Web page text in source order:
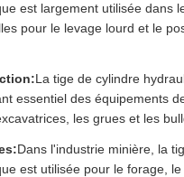
est largement utilisée dans
pour le levage lourd et le
La tige de cylindre
essentiel des équipements
les grues et les
Dans l'industrie minière, la
est utilisée pour le forage,